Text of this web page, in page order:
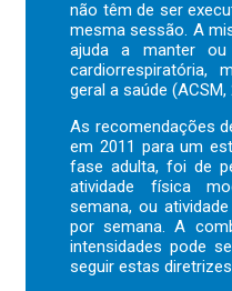
não têm de ser
mesma sessão. A
ajuda a manter
cardiorrespiratória,
geral a saúde (ACSM,
As recomendações
em 2011 para um
fase adulta, foi de
atividade física
semana, ou
por semana. A
intensidades pode
seguir estas diretrizes.